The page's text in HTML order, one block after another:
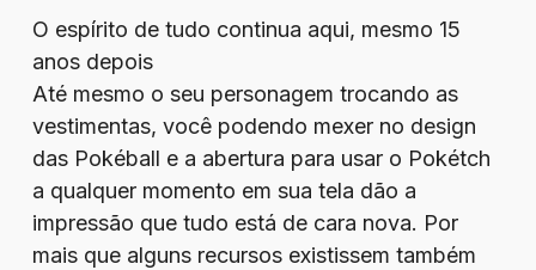
O espírito de tudo continua aqui, mesmo 15
anos depois
Até mesmo o seu personagem trocando as
vestimentas, você podendo mexer no design
das Pokéball e a abertura para usar o Pokétch
a qualquer momento em sua tela dão a
impressão que tudo está de cara nova. Por
mais que alguns recursos existissem também